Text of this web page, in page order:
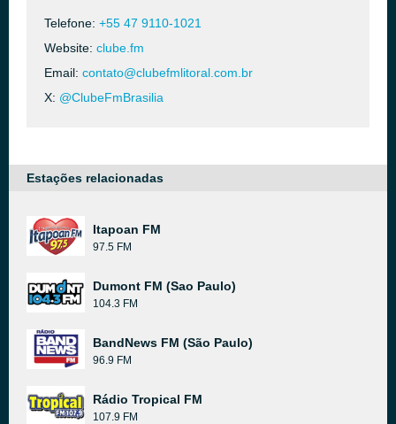
Telefone: +55 47 9110-1021
Website: clube.fm
Email: contato@clubefmlitoral.com.br
X: @ClubeFmBrasilia
Estações relacionadas
Itapoan FM
97.5 FM
Dumont FM (Sao Paulo)
104.3 FM
BandNews FM (São Paulo)
96.9 FM
Rádio Tropical FM
107.9 FM